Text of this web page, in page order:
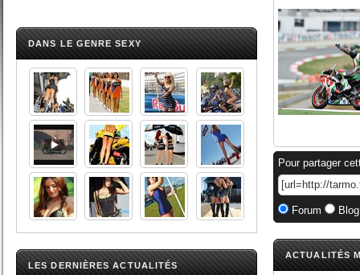
DANS LE GENRE SEXY
LES DERNIÈRES ACTUALITÉS
Pour partager
Forum
ACTUALITÉS